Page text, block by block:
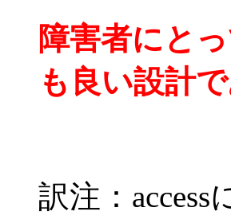
障害者にと
も良い設計
訳注：